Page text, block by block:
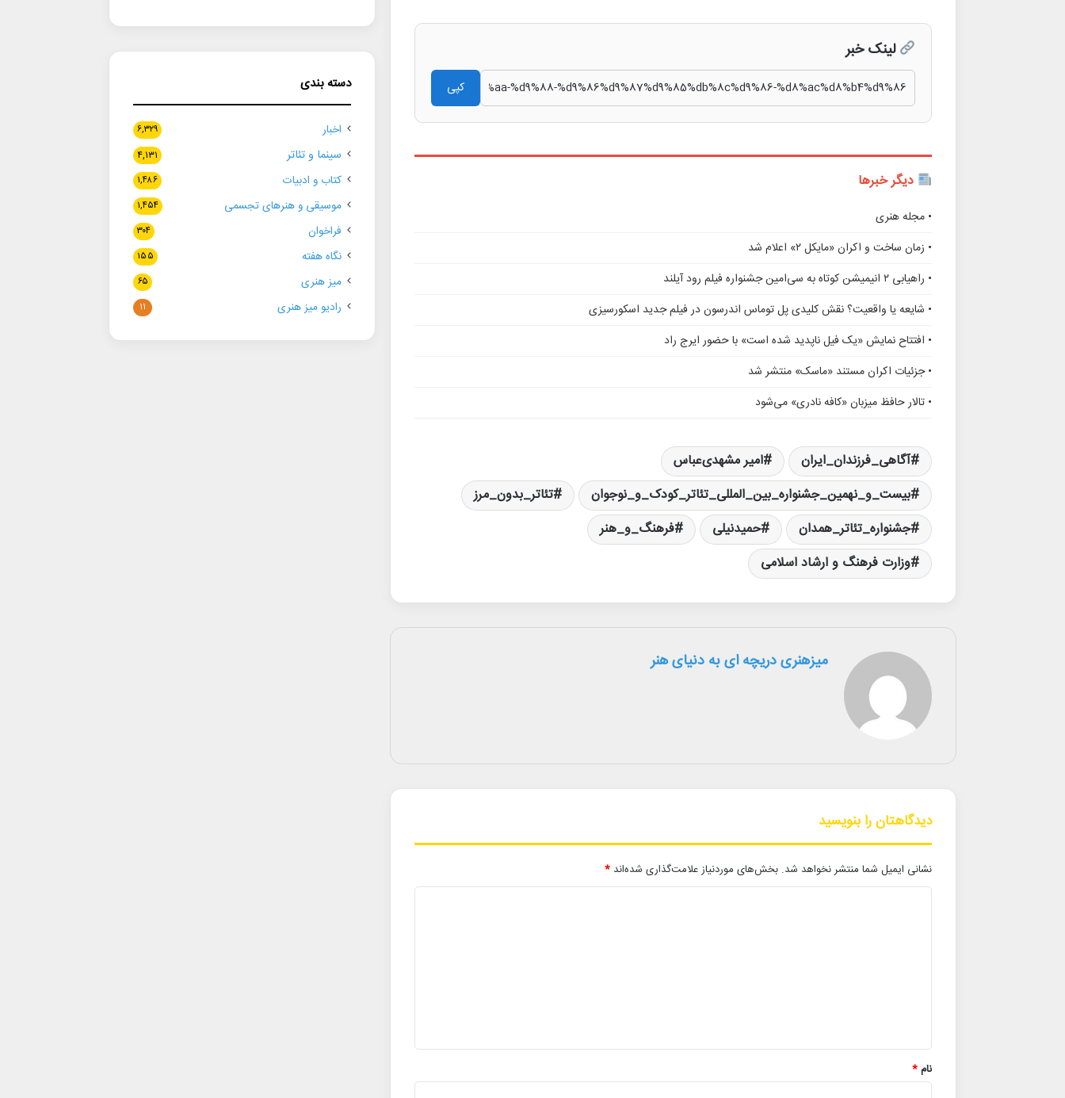
لینک خبر
کپی
دیگر خبرها
• مجله هنری
• زمان ساخت و اکران «مایکل ۲» اعلام شد
• راهیابی ۲ انیمیشن کوتاه به سی‌امین جشنواره فیلم رود آیلند
• شایعه یا واقعیت؟ نقش کلیدی پل توماس اندرسون در فیلم جدید اسکورسیزی
• افتتاح نمایش «یک فیل ناپدید شده است» با حضور ایرج راد
• جزئیات اکران مستند «ماسک» منتشر شد
• تالار حافظ میزبان «کافه نادری» می‌شود
آگاهی_فرزندان_ایران
امیر مشهدی‌عباس
بیست_و_نهمین_جشنواره_بین_المللی_تئاتر_کودک_و_نوجوان
تئاتر_بدون_مرز
جشنواره_تئاتر_همدان
حمیدنیلی
فرهنگ_و_هنر
وزارت فرهنگ و ارشاد اسلامی
میزهنری دریچه ای به دنیای هنر
دیدگاهتان را بنویسید
نشانی ایمیل شما منتشر نخواهد شد. بخش‌های موردنیاز علامت‌گذاری شده‌اند *
نام*
دسته بندی
اخبار ۶,۳۲۹
سینما و تئاتر ۴,۱۳۱
کتاب و ادبیات ۱,۴۸۶
موسیقی و هنرهای تجسمی ۱,۴۵۴
فراخوان ۳۰۴
نگاه هفته ۱۵۵
میز هنری ۶۵
رادیو میز هنری ۱۱